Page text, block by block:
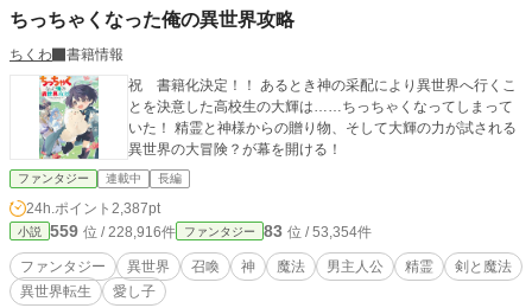
に取り上げて頂きました！ ありがとうございます！ ＊お知ら
コ読みで見ているため、改行など読みやすくするために頻繁
に使っています。 逆に読みにくかったらごめんなさい。 スト
ーリーはゆっくりめです。 温かい目で見守っていただけると
嬉しいです。
ちっちゃくなった俺の異世界攻略
ちくわ
書籍情報
祝 書籍化決定！！ あるとき神の采配により異世界へ行くこ
とを決意した高校生の大輝は……ちっちゃくなってしまって
いた！ 精霊と神様からの贈り物、そして大輝の力が試される
異世界の大冒険？が幕を開ける！
ファンタジー 連載中 長編
24h.ポイント 2,387pt
小説 559 位 / 228,916件 ファンタジー 83 位 / 53,354件
ファンタジー 異世界 召喚 神 魔法 男主人公 精霊
剣と魔法
異世界転生
愛し子